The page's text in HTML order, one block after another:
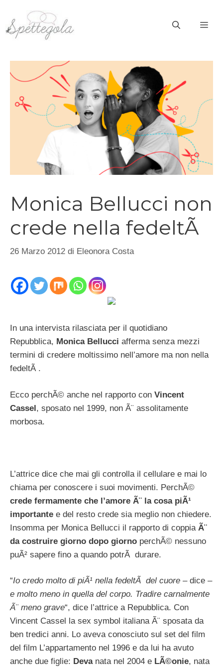
contenuto
Monica Bellucci non
crede nella fedeltÃ
26 Marzo 2012 di Eleonora Costa
In una intervista rilasciata per il quotidiano
Repubblica, Monica Bellucci afferma senza mezzi
termini di credere moltissimo nell’amore ma non nella
fedeltÃ .
Ecco perchÃ© anche nel rapporto con Vincent
Cassel, sposato nel 1999, non Ã¨ assolitamente
morbosa.
L’attrice dice che mai gli controlla il cellulare e mai lo
chiama per conoscere i suoi movimenti. PerchÃ©
crede fermamente che l’amore Ã¨ la cosa piÃ¹
importante e del resto crede sia meglio non chiedere.
Insomma per Monica Bellucci il rapporto di coppia Ã¨
da costruire giorno dopo giorno perchÃ© nessuno
puÃ² sapere fino a quando potrÃ durare.
“Io credo molto di piÃ¹ nella fedeltÃ del cuore – dice –
e molto meno in quella del corpo. Tradire carnalmente
Ã¨ meno grave“, dice l’attrice a Repubblica. Con
Vincent Cassel la sex symbol italiana Ã¨ sposata da
ben tredici anni. Lo aveva conosciuto sul set del film
del film L’appartamento nel 1996 e da lui ha avuto
anche due figlie: Devanata nel 2004 e LÃ©onie, nata